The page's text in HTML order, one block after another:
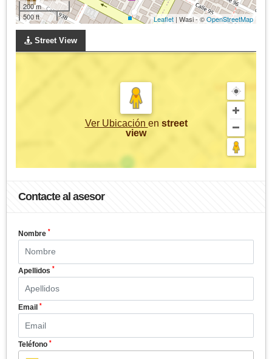
200 m
500 ft
Leaflet | Wasi - ©OpenStreetMap
Street View
Ver Ubicación en street
view
Contacte al asesor
Nombre *
Apellidos *
Email *
Teléfono *